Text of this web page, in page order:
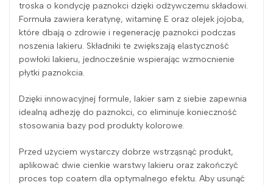
troska o kondycję paznokci dzięki odżywczemu składowi.
Formuła zawiera keratynę, witaminę E oraz olejek jojoba,
które dbają o zdrowie i regenerację paznokci podczas
noszenia lakieru. Składniki te zwiększają elastyczność
powłoki lakieru, jednocześnie wspierając wzmocnienie
płytki paznokcia.
Dzięki innowacyjnej formule, lakier sam z siebie zapewnia
idealną adhezję do paznokci, co eliminuje konieczność
stosowania bazy pod produkty kolorowe.
Przed użyciem wystarczy dobrze wstrząsnąć produkt,
aplikować dwie cienkie warstwy lakieru oraz zakończyć
proces top coatem dla optymalnego efektu. Aby usunąć